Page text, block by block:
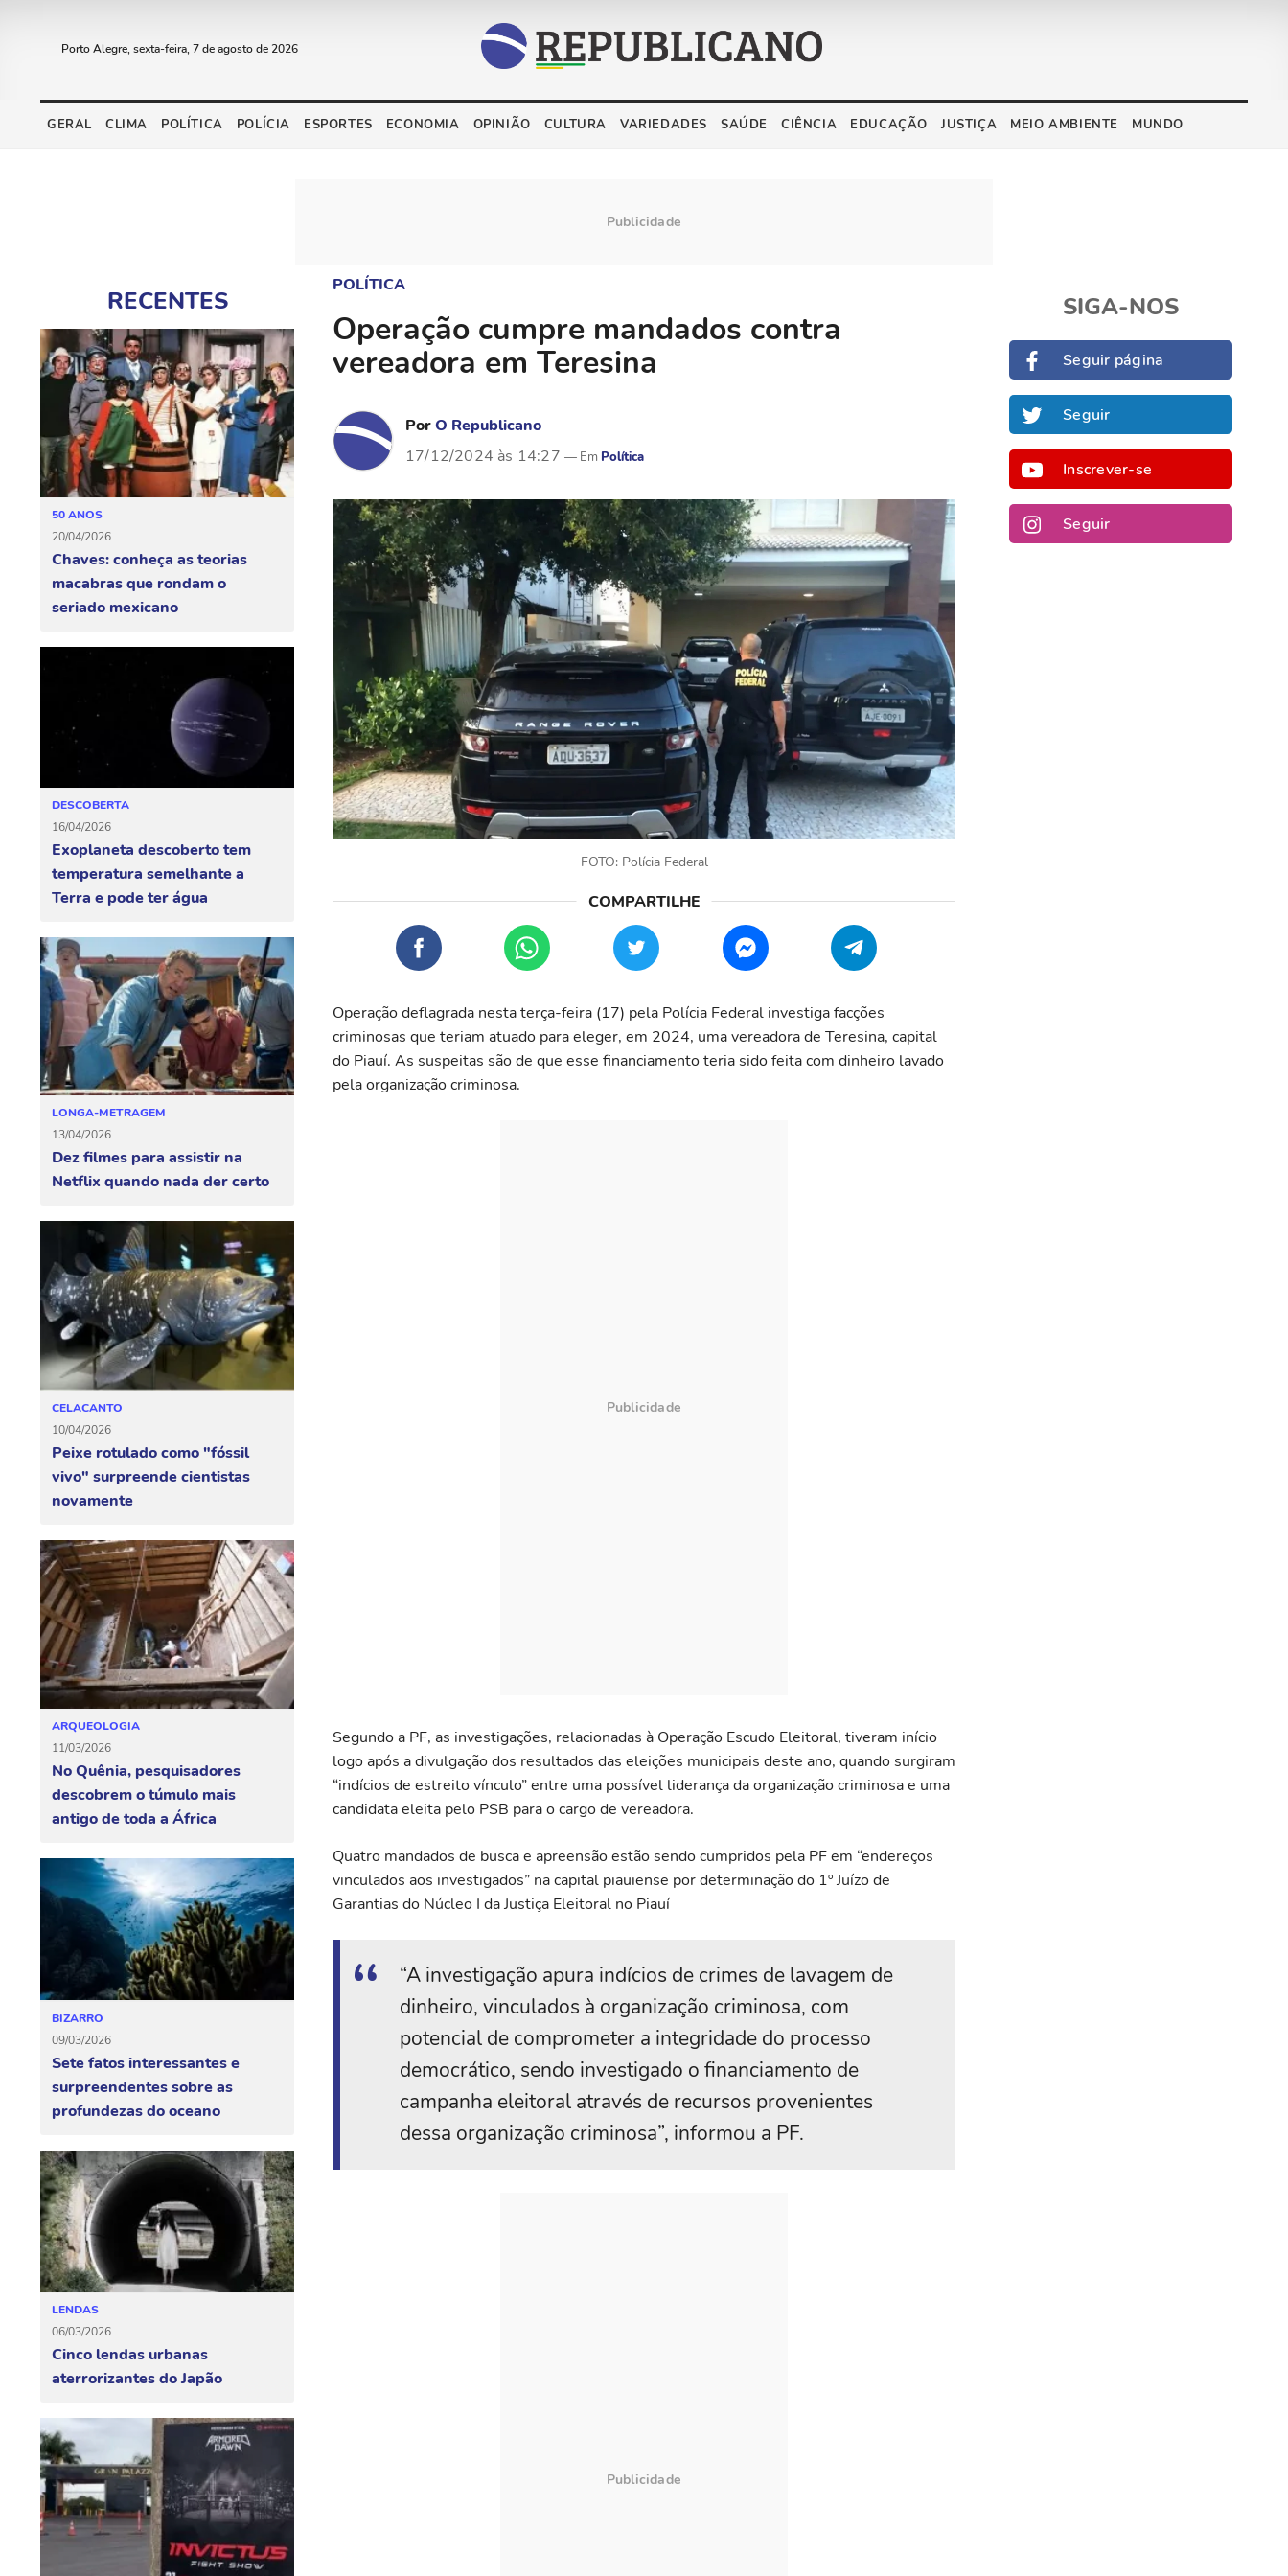
Porto Alegre, sexta-feira, 7 de agosto de 2026
GERAL CLIMA POLÍTICA POLÍCIA ESPORTES ECONOMIA OPINIÃO CULTURA VARIEDADES SAÚDE CIÊNCIA EDUCAÇÃO JUSTIÇA MEIO AMBIENTE MUNDO
RECENTES
50 ANOS
20/04/2026
Chaves: conheça as teorias
macabras que rondam o
seriado mexicano
DESCOBERTA
16/04/2026
Exoplaneta descoberto tem
temperatura semelhante a
Terra e pode ter água
LONGA-METRAGEM
13/04/2026
Dez filmes para assistir na
Netflix quando nada der certo
CELACANTO
10/04/2026
Peixe rotulado como "fóssil
vivo" surpreende cientistas
novamente
ARQUEOLOGIA
11/03/2026
No Quênia, pesquisadores
descobrem o túmulo mais
antigo de toda a África
BIZARRO
09/03/2026
Sete fatos interessantes e
surpreendentes sobre as
profundezas do oceano
LENDAS
06/03/2026
Cinco lendas urbanas
aterrorizantes do Japão
POLÍTICA
Operação cumpre mandados contra
vereadora em Teresina
PorO Republicano
17/12/2024 às 14:27
Política
FOTO: Polícia Federal
Operação deflagrada nesta terça-feira (17) pela Polícia Federal investiga facções
criminosas que teriam atuado para eleger, em 2024, uma vereadora de Teresina, capital
do Piauí. As suspeitas são de que esse financiamento teria sido feita com dinheiro lavado
pela organização criminosa.
Segundo a PF, as investigações, relacionadas à Operação Escudo Eleitoral, tiveram início
logo após a divulgação dos resultados das eleições municipais deste ano, quando surgiram
“indícios de estreito vínculo” entre uma possível liderança da organização criminosa e uma
candidata eleita pelo PSB para o cargo de vereadora.
Quatro mandados de busca e apreensão estão sendo cumpridos pela PF em “endereços
vinculados aos investigados” na capital piauiense por determinação do 1º Juízo de
Garantias do Núcleo I da Justiça Eleitoral no Piauí
“A investigação apura indícios de crimes de lavagem de
dinheiro, vinculados à organização criminosa, com
potencial de comprometer a integridade do processo
democrático, sendo investigado o financiamento de
campanha eleitoral através de recursos provenientes
dessa organização criminosa”, informou a PF.
SIGA-NOS
Seguir página
Seguir
Inscrever-se
Seguir